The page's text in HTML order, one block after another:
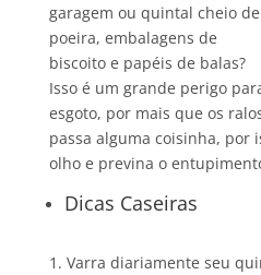
garagem ou quintal cheio de
poeira, embalagens de
biscoito e papéis de balas?
Isso é um grande perigo
esgoto, por mais que os
passa alguma coisinha, por
olho e previna o
Dicas Caseiras
Varra diariamente seu